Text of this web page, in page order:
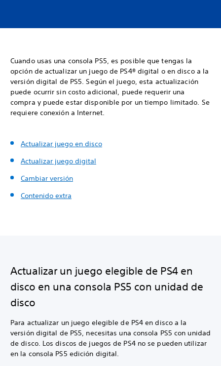
Cuando usas una consola PS5, es posible que tengas la
opción de actualizar un juego de PS4® digital o en disco a la
versión digital de PS5. Según el juego, esta actualización
puede ocurrir sin costo adicional, puede requerir una
compra y puede estar disponible por un tiempo limitado. Se
requiere conexión a Internet.
Actualizar juego en disco
Actualizar juego digital
Cambiar versión
Contenido extra
Actualizar un juego elegible de PS4 en
disco en una consola PS5 con unidad de
disco
Para actualizar un juego elegible de PS4 en disco a la
versión digital de PS5, necesitas una consola PS5 con unidad
de disco. Los discos de juegos de PS4 no se pueden utilizar
en la consola PS5 edición digital.